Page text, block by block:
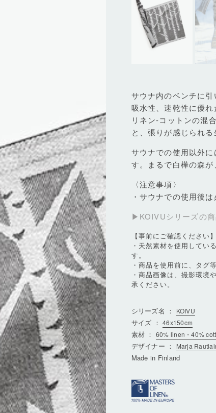
サウナ内のベンチに引
吸水性、速乾性に優れ
リネン-コットンの混
と、張りが感じられる
サウナでの使用以外
す。まるで白樺の森が
〈注意事項〉
・サウナでの使用後
▶KOIVUシリーズの
【事前にご確認ください】
・天然素材を使用してい
す。
・商品を使用前に、タグ
・商品画像は、撮影環境
承ください。
シリーズ名 ： KOIVU
サイズ ：46x150cm
素材 ： 60% linen・40%
デザイナー ： Marja
Made in Finland